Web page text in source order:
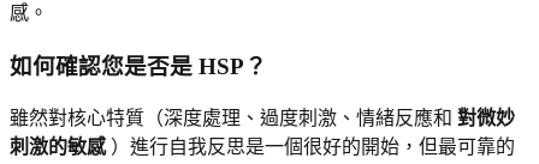
感。
如何確認您是否是 HSP？
雖然對核心特質（深度處理、過度刺激、情緒反應和 對微妙
刺激的敏感）進行自我反思是一個很好的開始，但最可靠的